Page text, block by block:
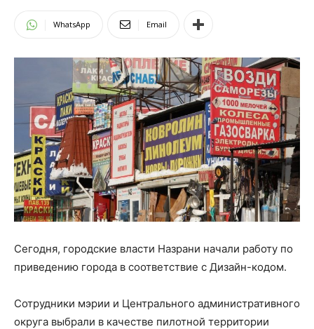
WhatsApp Email
Сегодня, городские власти Назрани начали работу по
приведению города в соответствие с Дизайн-кодом.
Сотрудники мэрии и Центрального административного
округа выбрали в качестве пилотной территории